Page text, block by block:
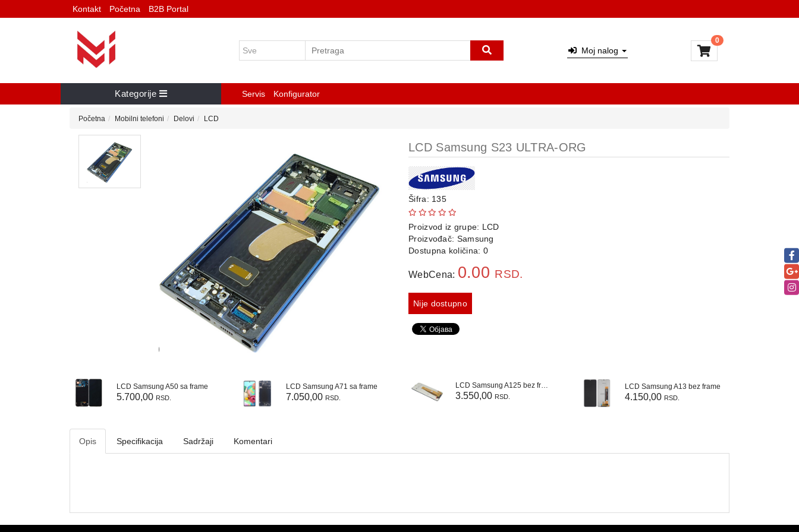
Kontakt Početna B2B Portal
Moj nalog
0
Kategorije Servis Konfigurator
Početna Mobilni telefoni Delovi LCD
LCD Samsung S23 ULTRA-ORG
Šifra: 135
Proizvod iz grupe: LCD
Proizvođač: Samsung
Dostupna količina: 0
WebCena: 0.00 RSD.
Nije dostupno
LCD Samsung A50 sa frame
5.700,00 RSD.
LCD Samsung A71 sa frame
7.050,00 RSD.
LCD Samsung A125 bez frame
3.550,00 RSD.
LCD Samsung A13 bez frame
4.150,00 RSD.
Opis Specifikacija Sadržaji Komentari